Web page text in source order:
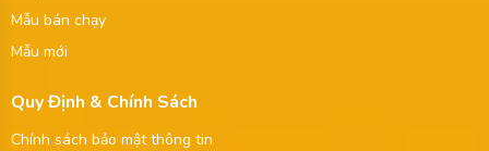
Mẫu bán chạy
Mẫu mới
Quy Định & Chính Sách
Chính sách bảo mật thông tin